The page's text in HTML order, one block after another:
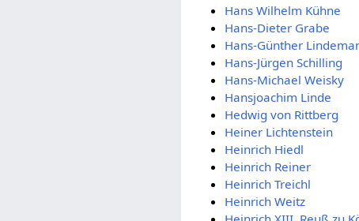
Hans Wilhelm Kühne
Hans-Dieter Grabe
Hans-Günther
Hans-Jürgen Schilling
Hans-Michael Weisky
Hansjoachim Linde
Hedwig von Rittberg
Heiner Lichtenstein
Heinrich Hiedl
Heinrich Reiner
Heinrich Treichl
Heinrich Weitz